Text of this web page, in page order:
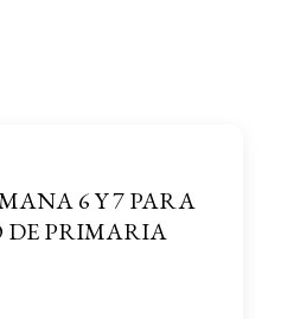
6 Y 7 PARA
DE PRIMARIA